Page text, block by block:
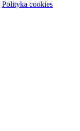
Polityka cookies